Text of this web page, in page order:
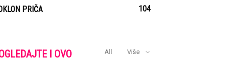
PRIČA 104
I OVO All Više